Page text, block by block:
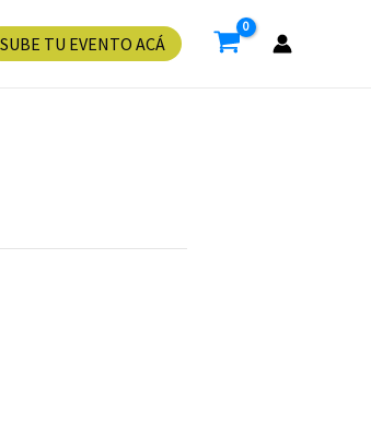
SUBE TU EVENTO ACÁ